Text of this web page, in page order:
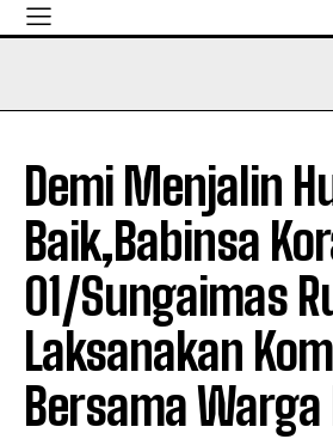
Demi Menjalin
Baik,Babinsa
01/Sungaimas
Laksanakan
Bersama